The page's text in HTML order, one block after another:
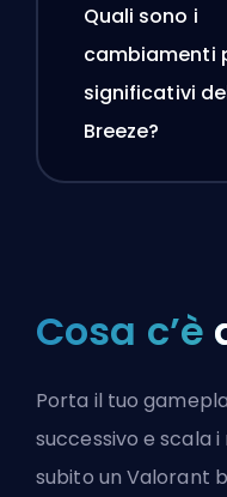
Quali sono i
cambiamenti
significativi
Breeze?
Cosa c’è
Porta il tuo
successivo e scala
subito un Valorant